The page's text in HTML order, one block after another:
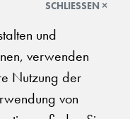
SCHLIESSEN ×
und
verwenden
Nutzung der
von